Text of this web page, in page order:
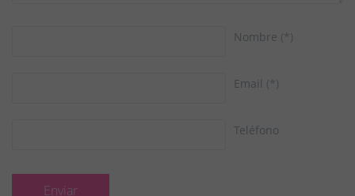
Nombre (*)
Email (*)
Teléfono